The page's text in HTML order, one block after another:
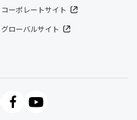
コーポレートサイト
グローバルサイト